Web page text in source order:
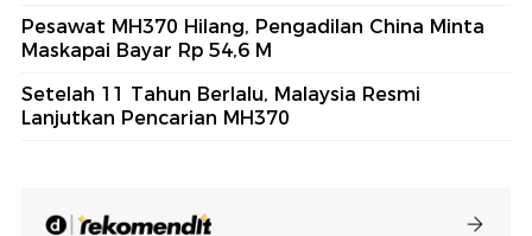
Pesawat MH370 Hilang, Pengadilan China Minta
Maskapai Bayar Rp 54,6 M
Setelah 11 Tahun Berlalu, Malaysia Resmi
Lanjutkan Pencarian MH370